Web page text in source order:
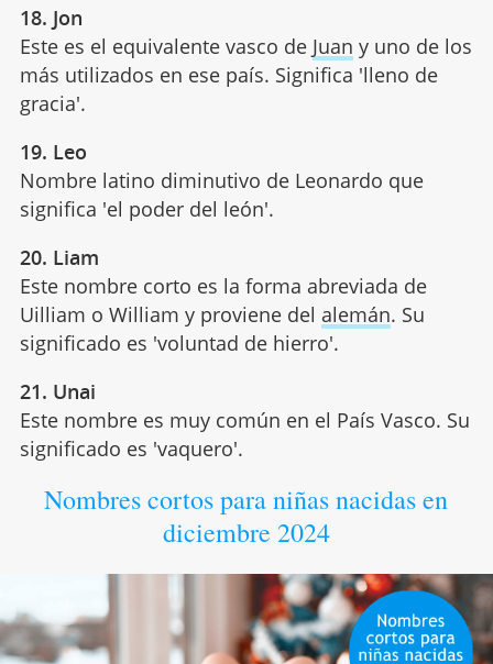
18. Jon
Este es el equivalente vasco de Juan y uno de los
más utilizados en ese país. Significa 'lleno de
gracia'.
19. Leo
Nombre latino diminutivo de Leonardo que
significa 'el poder del león'.
20. Liam
Este nombre corto es la forma abreviada de
Uilliam o William y proviene del alemán. Su
significado es 'voluntad de hierro'.
21. Unai
Este nombre es muy común en el País Vasco. Su
significado es 'vaquero'.
Nombres cortos para niñas nacidas en
diciembre 2024